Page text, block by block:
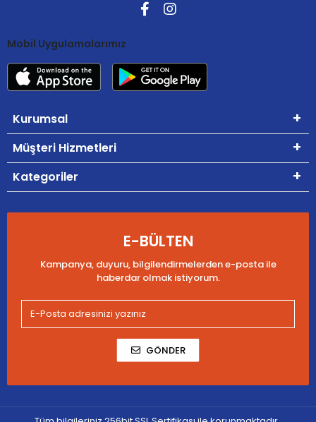
Mobil Uygulamalarımız
Kurumsal
Müşteri Hizmetleri
Kategoriler
E-BÜLTEN
Kampanya, duyuru, bilgilendirmelerden e-posta ile
haberdar olmak istiyorum.
GÖNDER